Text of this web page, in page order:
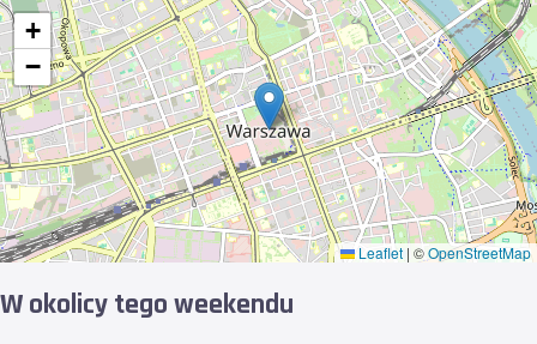
+
−
Leaflet | ©OpenStreetMap
W okolicy tego weekendu